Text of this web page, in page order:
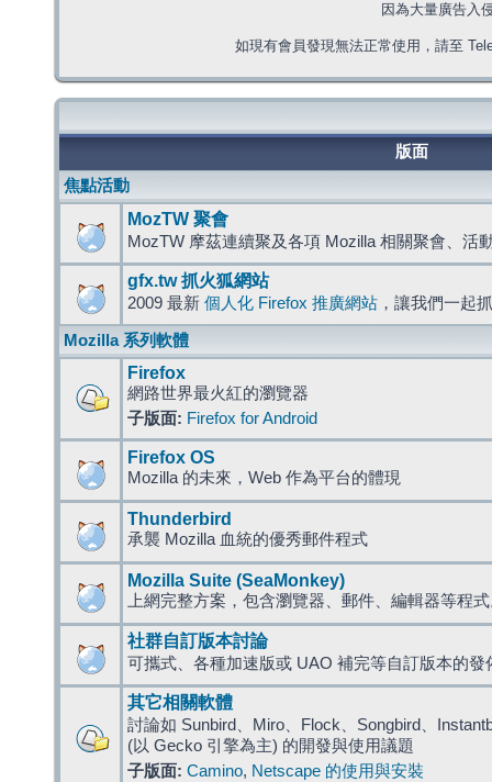
因為大量廣告入
如現有會員發現無法正常使用，請至
版面
焦點活動
MozTW 聚會
MozTW 摩茲連續聚及各項 Mozilla 相關聚會、活
gfx.tw 抓火狐網站
2009 最新 個人化 Firefox 推廣網站 ，讓我們一起
Mozilla 系列軟體
Firefox
網路世界最火紅的瀏覽器
子版面: Firefox for Android
Firefox OS
Mozilla 的未來，Web 作為平台的體現
Thunderbird
承襲 Mozilla 血統的優秀郵件程式
Mozilla Suite (SeaMonkey)
上網完整方案，包含瀏覽器、郵件、編輯器等程
社群自訂版本討論
可攜式、各種加速版或 UAO 補完等自訂版本的發
其它相關軟體
討論如 Sunbird、Miro、Flock、Songbird、
(以 Gecko 引擎為主) 的開發與使用議題
子版面: Camino, Netscape 的使用與安裝